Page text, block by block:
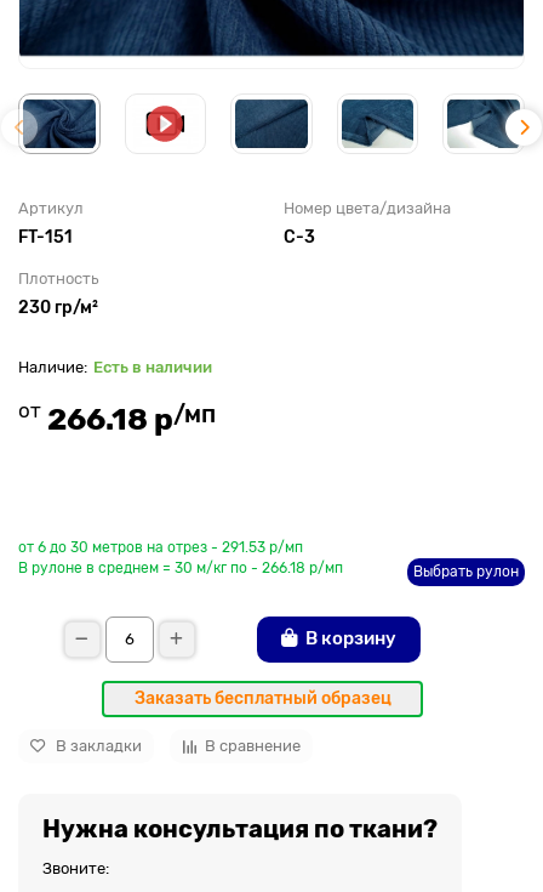
Артикул
FT-151
Номер цвета/дизайна
C-3
Плотность
230 гр/м²
Есть в наличии
от 266.18 р/мп
от 6 до 30 метров на отрез - 291.53 р/мп
В рулоне в среднем = 30 м/кг по - 266.18 р/мп
Выбрать рулон
В корзину
Заказать бесплатный образец
В закладки В сравнение
Нужна консультация по ткани?
Звоните: